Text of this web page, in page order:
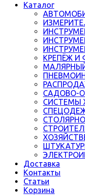
Каталог
КРЕПЁЖ И
САДОВО-
СИСТЕМЫ
Доставка
Контакты
Статьи
Корзина